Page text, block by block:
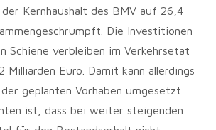
Kernhaushalt des BMV auf 26,4
Die Investitionen
Schiene verbleiben im Verkehrsetat
Euro. Damit kann allerdings
geplanten Vorhaben umgesetzt
ist, dass bei weiter steigenden